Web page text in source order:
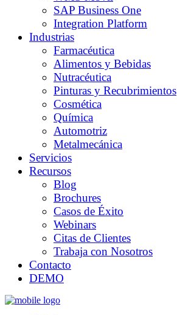
SAP Business One
Integration Platform
Industrias
Farmacéutica
Alimentos y Bebidas
Nutracéutica
Pinturas y Recubrimientos
Cosmética
Química
Automotriz
Metalmecánica
Servicios
Recursos
Blog
Brochures
Casos de Éxito
Webinars
Citas de Clientes
Trabaja con Nosotros
Contacto
DEMO